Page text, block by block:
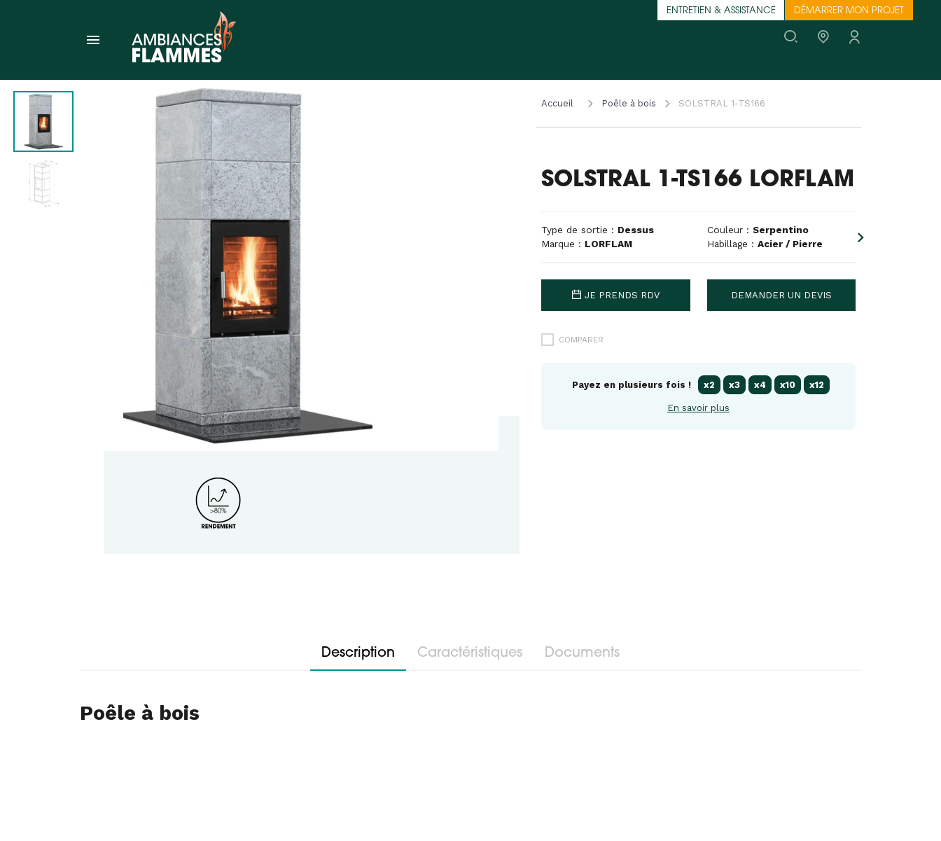
ENTRETIEN & ASSISTANCE DÉMARRER MON PROJET
Accueil Poêle à bois SOLSTRAL 1-TS166
SOLSTRAL 1-TS166 LORFLAM
Type de sortie : Dessus
Marque : LORFLAM
Couleur : Serpentino
Habillage : Acier / Pierre
JE PRENDS RDV DEMANDER UN DEVIS
COMPARER
Payez en plusieurs fois ! x2 x3 x4 x10 x12
En savoir plus
Description Caractéristiques Documents
Poêle à bois